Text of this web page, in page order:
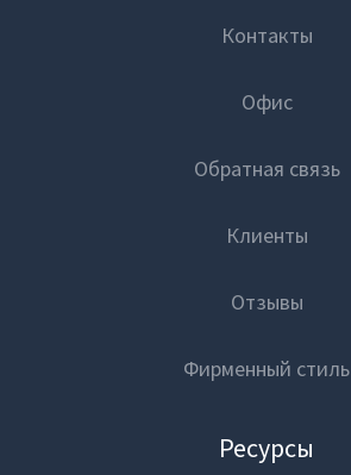
Контакты
Офис
Обратная связь
Клиенты
Отзывы
Фирменный стиль
Ресурсы